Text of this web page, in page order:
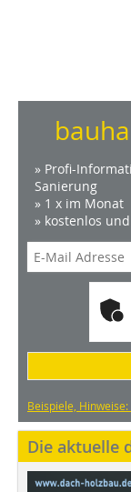
» Profi-
Sanierung
» 1 x im Monat
» kostenlos
Beispiele,
Die aktuelle